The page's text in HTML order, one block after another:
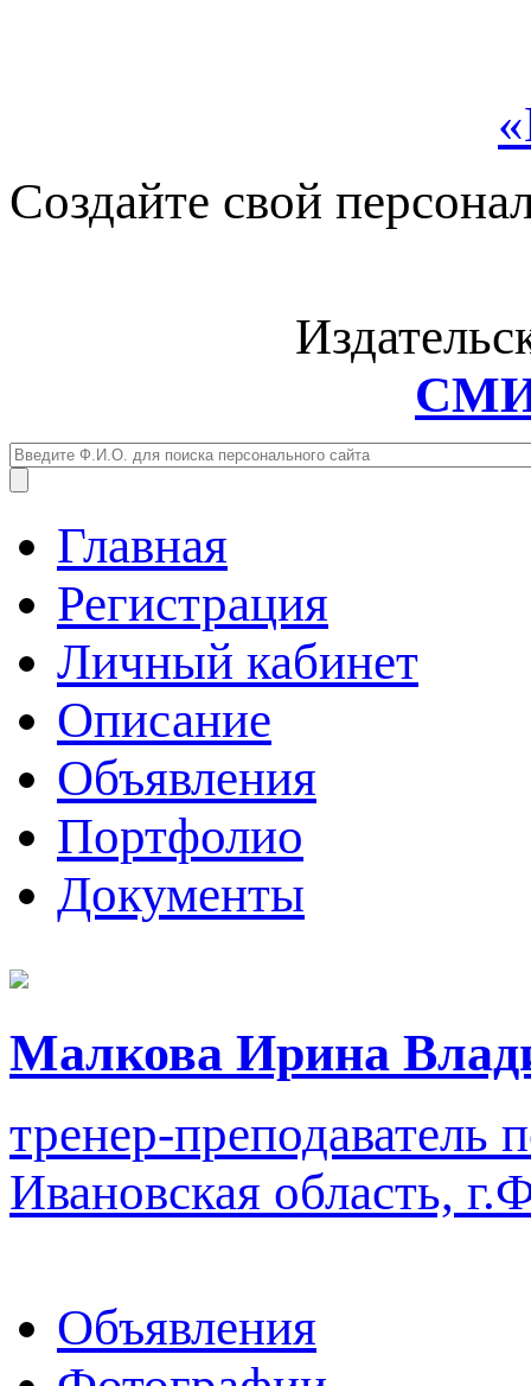
Создайте свой
Главная
Регистрация
Личный кабинет
Описание
Объявления
Портфолио
Документы
Малкова Ирина
тренер-преподаватель
Ивановская область,
Объявления